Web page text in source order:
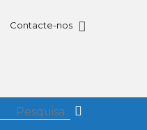
Contacte-nos